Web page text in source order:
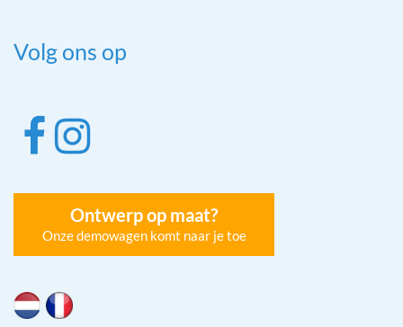
Volg ons op
Ontwerp op maat?
Onze demowagen komt naar je toe